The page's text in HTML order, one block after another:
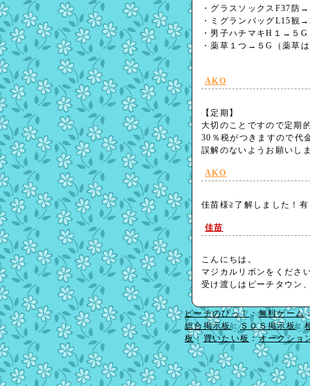
・グラスソックスF37防
・ミグランバッグL15観
・男子ハチマキH１→５G
・薬草１つ→５G（薬草
AKO
【定期】
大切のことですので定期
30％税がつきますので代
誤解のないようお願い
AKO
佳苗様≧了解しました！
佳苗
こんにちは。
マジカルリボンをくださ
受け渡しはピーチタウ
ピーチのぴっ！ ：無料ゲーム
総合掲示板：ＳＯＳ掲示板：
板： 買いたい板 ：オークショ